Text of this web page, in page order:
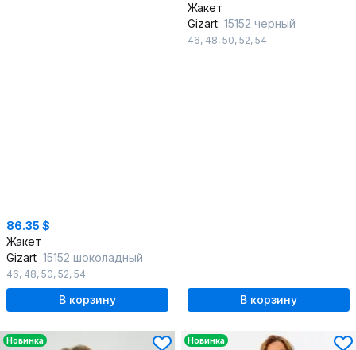
86.35 $
Жакет
Gizart 15152 шоколадный
46, 48, 50, 52, 54
В корзину
Жакет
Gizart 15152 черный
46, 48, 50, 52, 54
В корзину
Новинка Новинка